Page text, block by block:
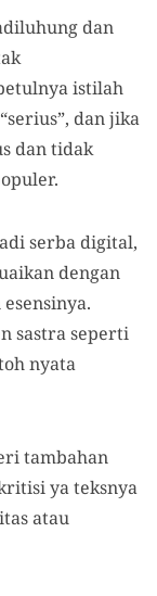
dan
istilah
dan jika
dan tidak
serba digital,
dengan
sastra seperti
nyata
tambahan
ya teksnya
atau